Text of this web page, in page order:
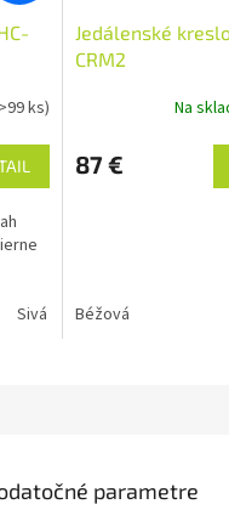
ks)
Sivá
Jedálenské
CRM2
Na
87 €
Béžová
parametre